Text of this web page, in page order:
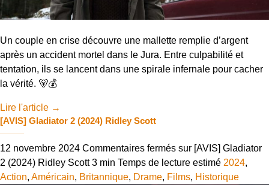
Un couple en crise découvre une mallette remplie d’argent
après un accident mortel dans le Jura. Entre culpabilité et
tentation, ils se lancent dans une spirale infernale pour cacher
la vérité. 🐻💰
Lire l'article →
[AVIS] Gladiator 2 (2024) Ridley Scott
12 novembre 2024 Commentaires fermés sur [AVIS] Gladiator
2 (2024) Ridley Scott 3 min Temps de lecture estimé 2024,
Action, Américain, Britannique, Drame, Films, Historique